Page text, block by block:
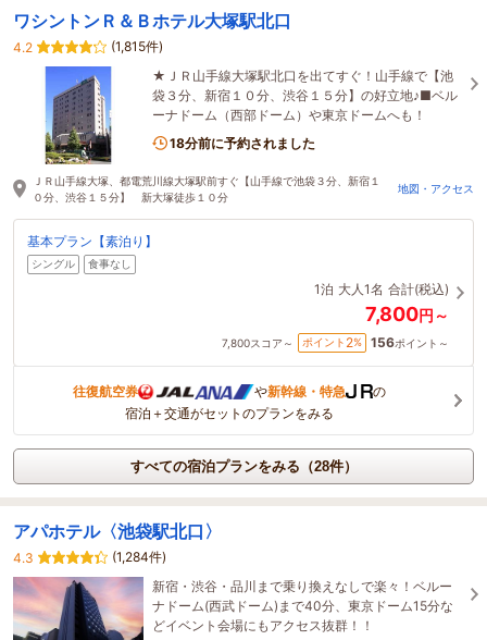
ワシントンＲ＆Ｂホテル大塚駅北口
4.2
(1,815件)
★ＪＲ山手線大塚駅北口を出てすぐ！山手線で【池
袋３分、新宿１０分、渋谷１５分】の好立地♪■ベル
ーナドーム（西部ドーム）や東京ドームへも！
18分前に予約されました
ＪＲ山手線大塚、都電荒川線大塚駅前すぐ【山手線で池袋３分、新宿１
０分、渋谷１５分】 新大塚徒歩１０分
地図・アクセス
基本プラン【素泊り】
シングル 食事なし
1泊 大人1名 合計(税込)
7,800円～
7,800スコア～ ポイント 2% 156ポイント～
往復航空券 や新幹線・特急
の
宿泊＋交通がセットのプランをみる
すべての宿泊プランをみる（28件）
アパホテル〈池袋駅北口〉
4.3
(1,284件)
新宿・渋谷・品川まで乗り換えなしで楽々！ベルー
ナドーム(西武ドーム)まで40分、東京ドーム15分な
どイベント会場にもアクセス抜群！！